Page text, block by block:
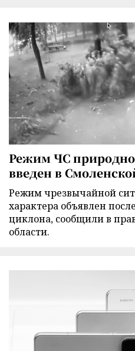
Режим ЧС
введен в
Режим чрезвычайной
характера объявлен
циклона, сообщили в
области.